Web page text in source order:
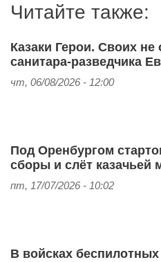
Читайте также:
Казаки Герои. Своих не
санитара-разведчика
чт, 06/08/2026 - 12:00
Под Оренбургом
сборы и слёт казачьей
пт, 17/07/2026 - 10:02
В войсках